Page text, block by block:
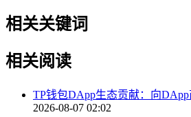
相关关键词
相关阅读
TP钱包DApp生态贡献：向
2026-08-07 02:02